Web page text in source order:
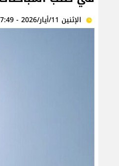
الإثنين 11/أيار/2026 - 07:49 ص